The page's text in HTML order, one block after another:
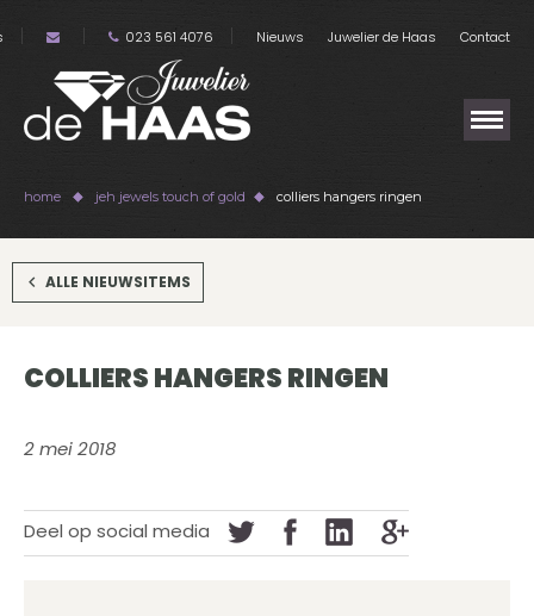
023 561 4076 Nieuws Juwelier de Haas Contact
home jeh jewels touch of gold colliers hangers ringen
ALLE NIEUWSITEMS
COLLIERS HANGERS RINGEN
2 mei 2018
Deel op social media